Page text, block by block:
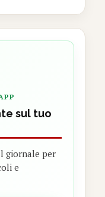
sul tuo
giornale per
e